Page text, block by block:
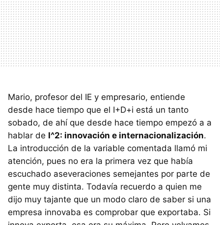
Mario, profesor del IE y empresario, entiende
desde hace tiempo que el I+D+i está un tanto
sobado, de ahí que desde hace tiempo empezó a a
hablar de I^2: innovación e internacionalización.
La introducción de la variable comentada llamó mi
atención, pues no era la primera vez que había
escuchado aseveraciones semejantes por parte de
gente muy distinta. Todavía recuerdo a quien me
dijo muy tajante que un modo claro de saber si una
empresa innovaba es comprobar que exportaba. Si